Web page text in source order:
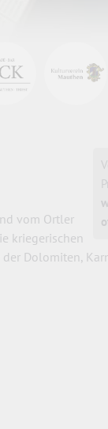
vom Ortler
kriegerischen
Dolomiten,